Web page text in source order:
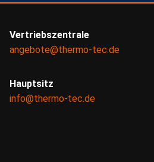
Vertriebszentrale
angebote@thermo-tec.de
Hauptsitz
info@thermo-tec.de